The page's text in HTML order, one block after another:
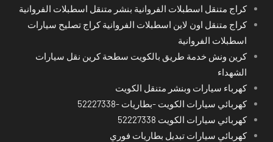
كراج متنقل اسطبلات الفروانية بنشر متنقل اسطبلات الفروانية
كراج متنقل اون لاين اسطبلات الفروانية كراج تصليح سيارات
اسطبلات الفروانية
كرين ونش خدمة طريق بالكويت سطحة كرين نقل سيارات
الشهداء
كهرباء سيارات وبنشر متنقل الكويت
كهربائي سيارات الكويت -بطاريات -52227338
كهربائي سيارات الكويت 52227338
كهربائي سيارات تبديل بطاريات فوري